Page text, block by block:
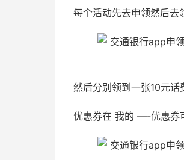
每个活动先去申领然后去
然后分别领到一张10元
优惠券在 我的 —-优惠券